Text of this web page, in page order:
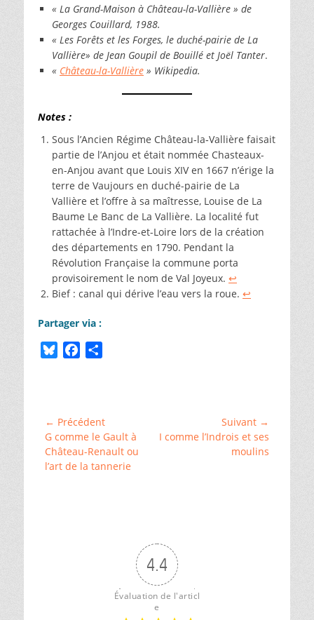
« La Grand-Maison à Château-la-Vallière » de
Georges Couillard, 1988.
« Les Forêts et les Forges, le duché-pairie de La
Vallière» de Jean Goupil de Bouillé et Joël Tanter.
« Château-la-Vallière » Wikipedia.
Notes :
Sous l’Ancien Régime Château‑la‑Vallière faisait
partie de l’Anjou et était nommée Chasteaux-
en-Anjou avant que Louis XIV en 1667 n’érige la
terre de Vaujours en duché-pairie de La
Vallière et l’offre à sa maîtresse, Louise de La
Baume Le Banc de La Vallière. La localité fut
rattachée à l’Indre-et-Loire lors de la création
des départements en 1790. Pendant la
Révolution Française la commune porta
provisoirement le nom de Val Joyeux. ↩︎
Bief : canal qui dérive l’eau vers la roue. ↩︎
Partager via :
s
k
y
b
o
o
k
a
g
e
r
Château-
Vallière
Navigation
de
l’article
← Précédent
Article
précédent :
G comme le Gault à
Château-Renault ou
l’art de la tannerie
Suivant →
Article
I comme l’Indrois et ses
moulins
4.4
Évaluation de l'articl
e